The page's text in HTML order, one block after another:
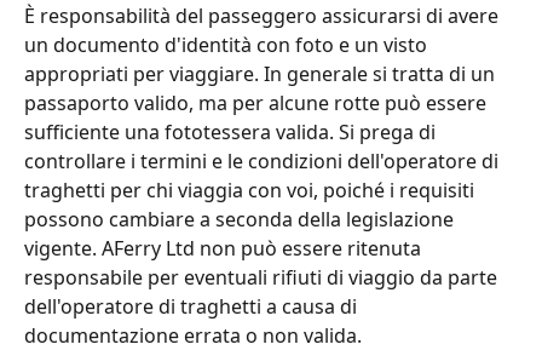
È responsabilità del passeggero assicurarsi di avere
un documento d'identità con foto e un visto
appropriati per viaggiare. In generale si tratta di un
passaporto valido, ma per alcune rotte può essere
sufficiente una fototessera valida. Si prega di
controllare i termini e le condizioni dell'operatore di
traghetti per chi viaggia con voi, poiché i requisiti
possono cambiare a seconda della legislazione
vigente. AFerry Ltd non può essere ritenuta
responsabile per eventuali rifiuti di viaggio da parte
dell'operatore di traghetti a causa di
documentazione errata o non valida.